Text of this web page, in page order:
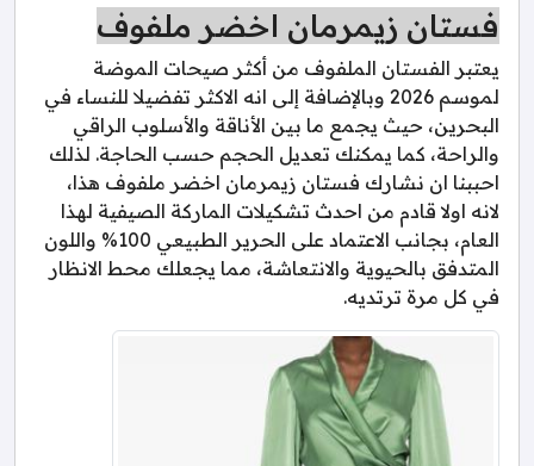
فستان زيمرمان اخضر ملفوف
يعتبر الفستان الملفوف من أكثر صيحات الموضة
لموسم 2026 وبالإضافة إلى انه الاكثر تفضيلا للنساء في
البحرين، حيث يجمع ما بين الأناقة والأسلوب الراقي
والراحة، كما يمكنك تعديل الحجم حسب الحاجة. لذلك
احببنا ان نشارك فستان زيمرمان اخضر ملفوف هذا،
لانه اولا قادم من احدث تشكيلات الماركة الصيفية لهذا
العام، بجانب الاعتماد على الحرير الطبيعي 100% واللون
المتدفق بالحيوية والانتعاشة، مما يجعلك محط الانظار
في كل مرة ترتديه.